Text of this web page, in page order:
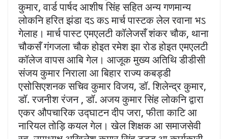
कुमार, वार्ड पार्षद आशीष सिंह सहित अन्य गणमान्य
लोकनि हरित झंडा दऽ कऽ मार्च पास्टक लेल रवाना भऽ
गेलाह। मार्च पास्ट एमएलटी कॉलेजसँ शंकर चौक, थाना
चौकसँ गंगजला चौक होइत रमेश झा रोड होइत एमएलटी
कॉलेज वापस आबि गेल। आजूक मुख्य अतिथि डीडीसी
संजय कुमार निराला आ बिहार राज्य कबड्डी
एसोसिएशनक सचिव कुमार विजय, डॉ. शिलेन्द्र कुमार,
डॉ. रजनीश रंजन , डॉ. अजय कुमार सिंह लोकनि द्वारा
एकर औपचारिक उद्घाटन दीप जरा, फीता काटि आ
नारियल तोड़ि कयल गेल। खेल शिक्षक आ समाजसेवी